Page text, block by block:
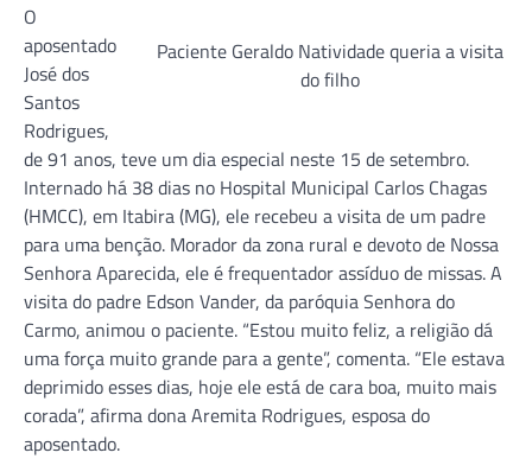
Paciente Geraldo Natividade queria a visita
do filho
O
aposentado
José dos
Santos
Rodrigues,
de 91 anos, teve um dia especial neste 15 de setembro.
Internado há 38 dias no Hospital Municipal Carlos Chagas
(HMCC), em Itabira (MG), ele recebeu a visita de um padre
para uma benção. Morador da zona rural e devoto de Nossa
Senhora Aparecida, ele é frequentador assíduo de missas. A
visita do padre Edson Vander, da paróquia Senhora do
Carmo, animou o paciente. “Estou muito feliz, a religião dá
uma força muito grande para a gente”, comenta. “Ele estava
deprimido esses dias, hoje ele está de cara boa, muito mais
corada”, afirma dona Aremita Rodrigues, esposa do
aposentado.